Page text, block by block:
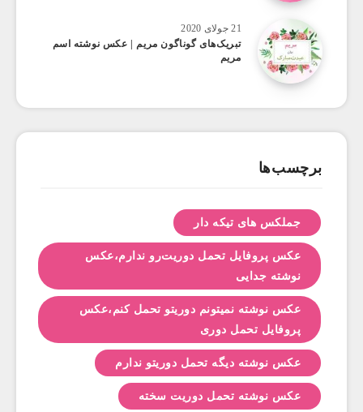
21 جولای 2020
تبریک‌های گوناگون مریم | عکس نوشته اسم
مریم
برچسب‌ها
جملکس های تیکه دار
عکس پروفایل تحمل دوریت‌رو ندارم،عکس
نوشته جدایی
عکس نوشته نمیتونم دوریتو تحمل کنم،عکس
پروفایل تحمل دوری
عکس نوشته دیگه تحمل دوریتو ندارم
عکس نوشته تحمل دوریت سخته